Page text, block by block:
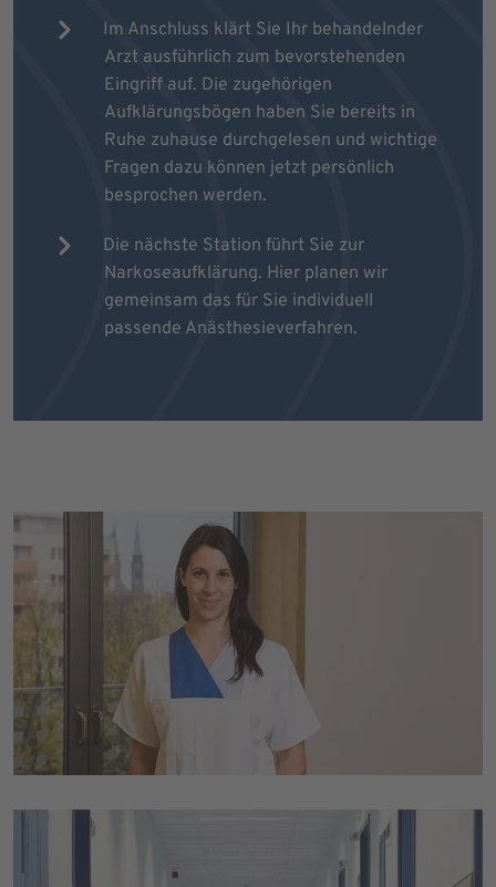
Im Anschluss klärt Sie Ihr behandelnder
Arzt ausführlich zum bevorstehenden
Eingriff auf. Die zugehörigen
Aufklärungsbögen haben Sie bereits in
Ruhe zuhause durchgelesen und wichtige
Fragen dazu können jetzt persönlich
besprochen werden.
Die nächste Station führt Sie zur
Narkoseaufklärung. Hier planen wir
gemeinsam das für Sie individuell
passende Anästhesieverfahren.